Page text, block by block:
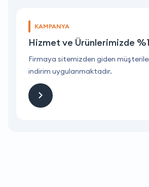
KAMPANYA
Hizmet ve Ürünlerimizde
Firmaya sitemizden giden
indirim uygulanmaktadır.